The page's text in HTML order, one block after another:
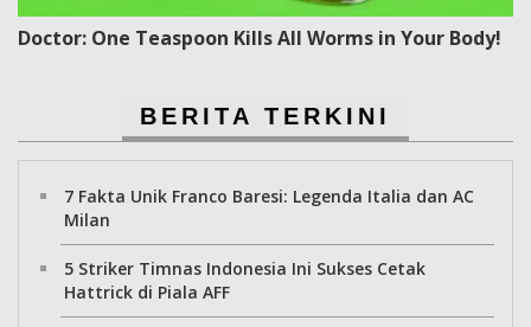
Doctor: One Teaspoon Kills All Worms in Your Body!
BERITA TERKINI
7 Fakta Unik Franco Baresi: Legenda Italia dan AC
Milan
5 Striker Timnas Indonesia Ini Sukses Cetak
Hattrick di Piala AFF